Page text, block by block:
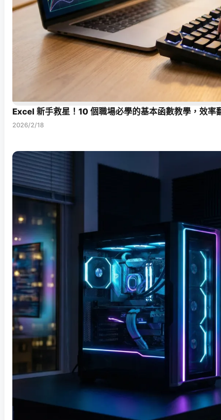
Excel 新手救星！10 個職場必學的基本函數教學，效率
2026/2/18